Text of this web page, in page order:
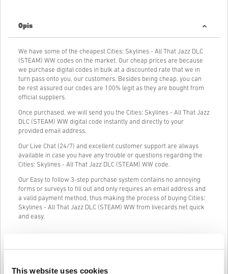
This website uses cookies
Opis
We have some of the cheapest Cities: Skylines - All That Jazz DLC
(STEAM) WW codes on the market. Our cheap prices are because
we purchase digital codes in bulk at a discounted rate that we in
turn pass onto you, our customers. Besides being cheap, you can
be rest assured our codes are 100% legit as they are bought from
official suppliers.
Once purchased, we will send you the Cities: Skylines - All That Jazz
DLC (STEAM) WW digital code instantly and directly to your
provided email address.
Our Live Chat (24/7) and excellent customer support are always
available in case you have any trouble or questions regarding the
Cities: Skylines - All That Jazz DLC (STEAM) WW code.
Our Easy to follow 3-step purchase system contains no annoying
forms or surveys to fill out and only requires an email address and
a valid payment method, thus making the process of buying Cities:
Skylines - All That Jazz DLC (STEAM) WW from livecards.net quick
and easy.
Informacije i upute